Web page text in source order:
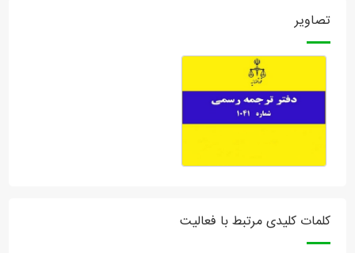
تصاویر
کلمات کلیدی مرتبط با فعالیت